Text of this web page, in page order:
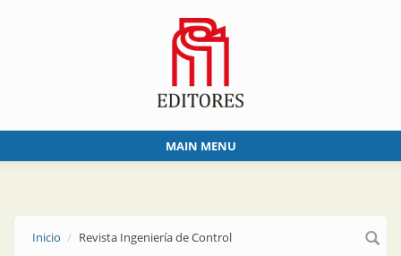
MAIN MENU
Inicio Revista Ingeniería de Control